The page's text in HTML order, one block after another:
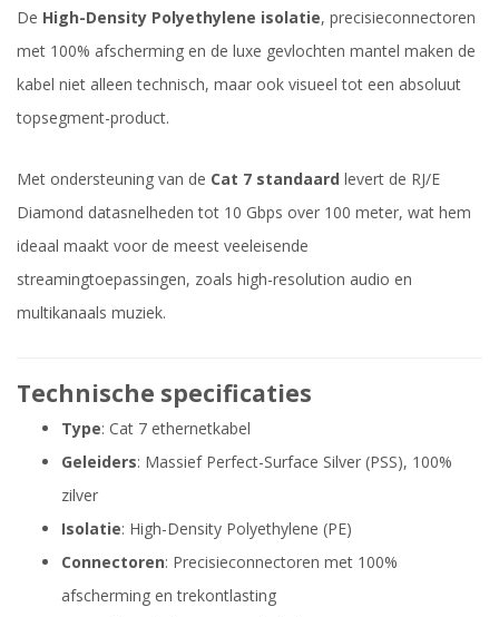
De High-Density Polyethylene isolatie, precisieconnectoren
met 100% afscherming en de luxe gevlochten mantel maken de
kabel niet alleen technisch, maar ook visueel tot een absoluut
topsegment-product.
Met ondersteuning van de Cat 7 standaard levert de RJ/E
Diamond datasnelheden tot 10 Gbps over 100 meter, wat hem
ideaal maakt voor de meest veeleisende
streamingtoepassingen, zoals high-resolution audio en
multikanaals muziek.
Technische specificaties
Type: Cat 7 ethernetkabel
Geleiders: Massief Perfect-Surface Silver (PSS), 100%
zilver
Isolatie: High-Density Polyethylene (PE)
Connectoren: Precisieconnectoren met 100%
afscherming en trekontlasting